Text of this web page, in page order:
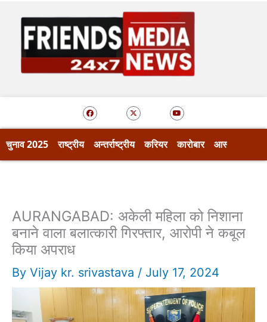
content
F
a
c
e
X
-
t
w
t
t
r
Y
o
u
t
b
e
चुनाव 2025 राष्ट्रीय अन्तर्राष्ट्रीय करियर कारोबार आस्था
AURANGABAD: अकेली महिला को निशाना
बनाने वाला बलात्कारी गिरफ्तार, आरोपी ने कबूल
किया अपराध
By Vijay kr. srivastava / July 17, 2024